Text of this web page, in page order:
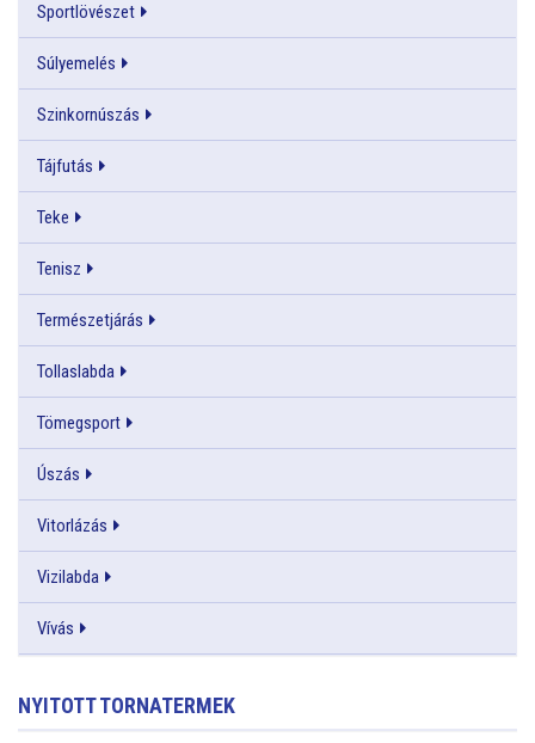
Sportlövészet
Súlyemelés
Szinkornúszás
Tájfutás
Teke
Tenisz
Természetjárás
Tollaslabda
Tömegsport
Úszás
Vitorlázás
Vizilabda
Vívás
NYITOTT TORNATERMEK